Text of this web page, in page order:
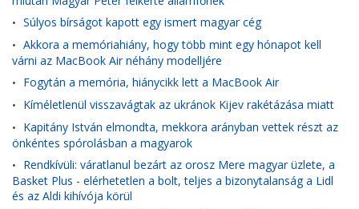
• Súlyos bírságot kapott egy ismert magyar cég
• Akkora a memóriahiány, hogy több mint egy hónapot kell
várni az MacBook Air néhány modelljére
• Fogytán a memória, hiánycikk lett a MacBook Air
• Kíméletlenül visszavágtak az ukránok Kijev rakétázása miatt
• Kapitány István elmondta, mekkora arányban vettek részt az
önkéntes spórolásban a magyarok
• Rendkívüli: váratlanul bezárt az orosz Mere magyar üzlete, a
Basket Plus - elérhetetlen a bolt, teljes a bizonytalanság a Lidl
és az Aldi kihívója körül